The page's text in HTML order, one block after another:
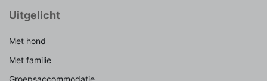
Uitgelicht
Met hond
Met familie
Groepsaccommodatie